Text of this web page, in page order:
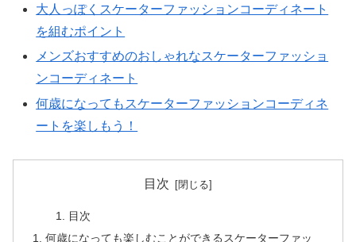
大人っぽくスケーターファッションコーディネート
を組むポイント
メンズおすすめのおしゃれなスケーターファッショ
ンコーディネート
何歳になってもスケーターファッションコーディネ
ートを楽しもう！
目次
目次
何歳になっても楽しむことができるスケーターファッ